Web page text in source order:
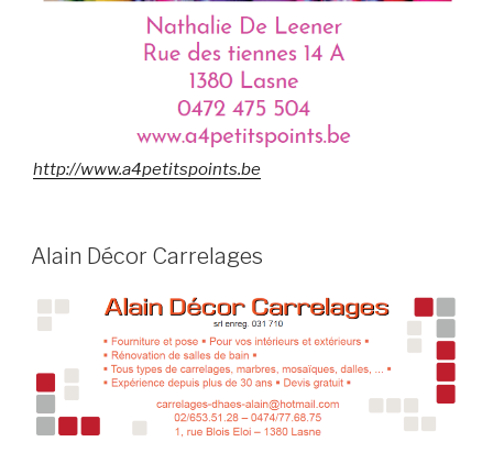
http://www.a4petitspoints.be
Alain Décor Carrelages